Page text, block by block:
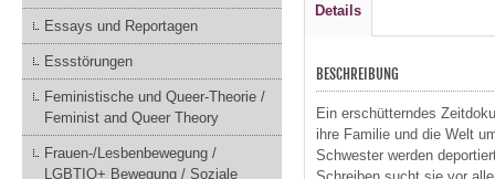
Essays und Reportagen
Essstörungen
Feministische und Queer-Theorie /
Feminist and Queer Theory
Frauen-/Lesbenbewegung /
LGBTIQ+ Bewegung / Soziale
Details
BESCHREIBUNG
Ein erschütterndes
ihre Familie und die Welt
Schwester werden